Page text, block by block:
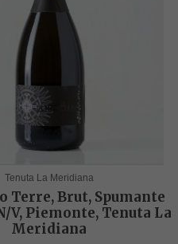
Tenuta La Meridiana
Terre, Brut, Spumante
V, Piemonte, Tenuta La
Meridiana